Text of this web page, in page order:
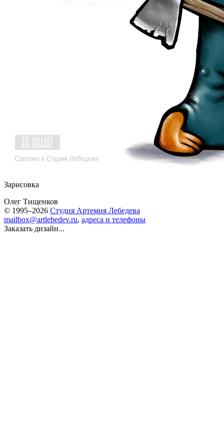
Зарисовка
Олег Тищенков
© 1995–2026 Студия Артемия Лебедева
mailbox@artlebedev.ru, адреса и телефоны
Заказать дизайн...